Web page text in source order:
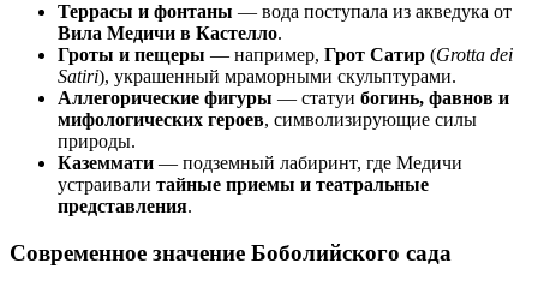
Террасы и фонтаны — вода поступала из акведука от
Вила Медичи в Кастелло.
Гроты и пещеры — например, Грот Сатир (Grotta dei
Satiri), украшенный мраморными скульптурами.
Аллегорические фигуры — статуи богинь, фавнов и
мифологических героев, символизирующие силы
природы.
Каземмати — подземный лабиринт, где Медичи
устраивали тайные приемы и театральные
представления.
Современное значение Боболийского сада